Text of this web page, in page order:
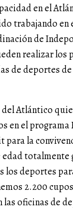
en el
trabajando
de
realizar los
de deportes
del Atlántico
en el programa
para la
edad
deportes
2.200
las oficinas de